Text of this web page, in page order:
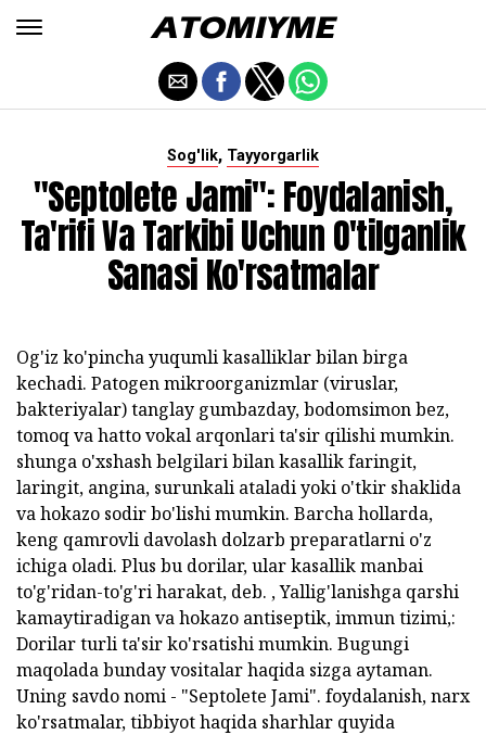
Sog'lik, Tayyorgarlik
"Septolete Jami": Foydalanish,
Ta'rifi Va Tarkibi Uchun O'tilganlik
Sanasi Ko'rsatmalar
Og'iz ko'pincha yuqumli kasalliklar bilan birga
kechadi. Patogen mikroorganizmlar (viruslar,
bakteriyalar) tanglay gumbazday, bodomsimon bez,
tomoq va hatto vokal arqonlari ta'sir qilishi mumkin.
shunga o'xshash belgilari bilan kasallik faringit,
laringit, angina, surunkali ataladi yoki o'tkir shaklida
va hokazo sodir bo'lishi mumkin. Barcha hollarda,
keng qamrovli davolash dolzarb preparatlarni o'z
ichiga oladi. Plus bu dorilar, ular kasallik manbai
to'g'ridan-to'g'ri harakat, deb. , Yallig'lanishga qarshi
kamaytiradigan va hokazo antiseptik, immun tizimi,:
Dorilar turli ta'sir ko'rsatishi mumkin. Bugungi
maqolada bunday vositalar haqida sizga aytaman.
Uning savdo nomi - "Septolete Jami". foydalanish, narx
ko'rsatmalar, tibbiyot haqida sharhlar quyida